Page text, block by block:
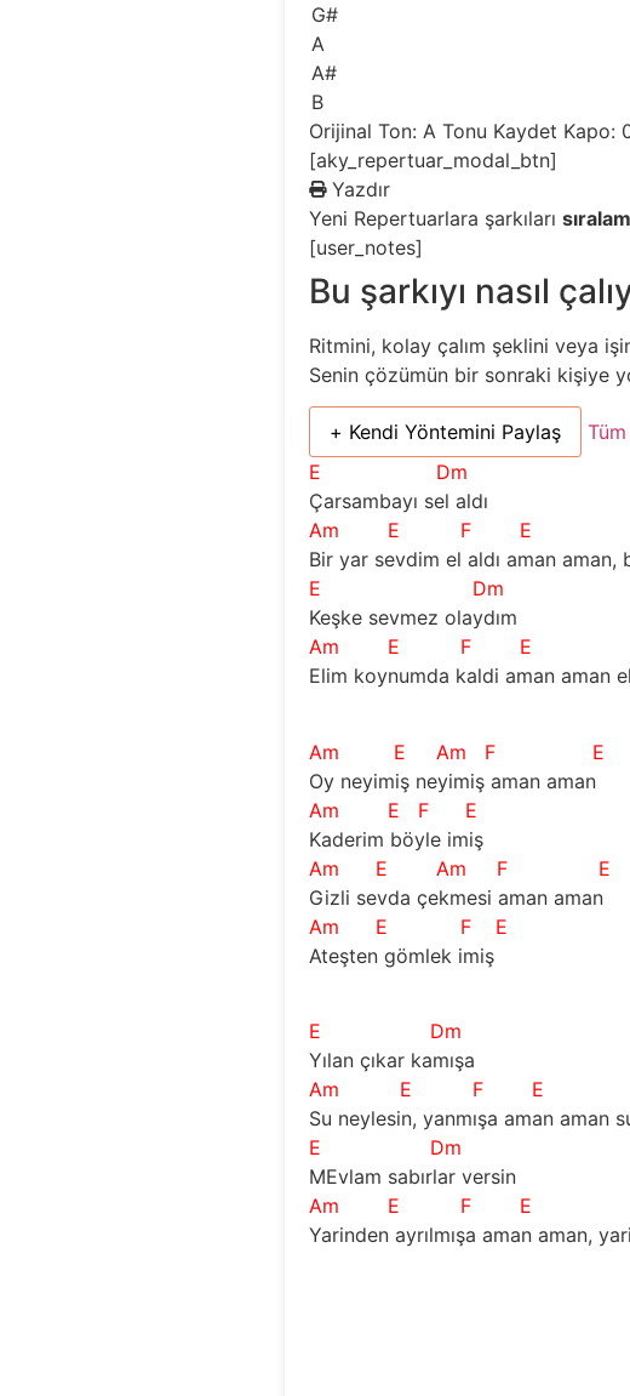
G#
A
A#
B
Orijinal Ton: ATonu Kaydet Kapo:
[aky_repertuar_modal_btn]
Yazdır
Yeni Repertuarlara şarkıları
[user_notes]
Bu şarkıyı nasıl
Ritmini, kolay çalım şeklini veya
Senin çözümün bir sonraki kişiye
+ Kendi Yöntemini Paylaş
E
Dm
Çarsambayı sel aldı
Am
E F E
Bir yar sevdim el aldı aman aman,
E
Dm
Keşke sevmez olaydım
Am
E F E
Elim koynumda kaldi aman aman
Am E Am F
E
Oy neyimiş neyimiş aman aman
Am
E F
E
Kaderim böyle imiş
Am
E Am F
E
Gizli sevda çekmesi aman aman
Am
E F
E
Ateşten gömlek imiş
E
Dm
Yılan çıkar kamışa
Am
E F E
Su neylesin, yanmışa aman aman
E
Dm
MEvlam sabırlar versin
Am
E F E
Yarinden ayrılmışa aman aman,